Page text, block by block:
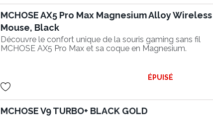
MCHOSE AX5 Pro Max Magnesium Alloy Wireless
Mouse, Black
Découvre le confort unique de la souris gaming sans fil
MCHOSE AX5 Pro Max et sa coque en Magnesium.
ÉPUISÉ
MCHOSE V9 TURBO+ BLACK GOLD